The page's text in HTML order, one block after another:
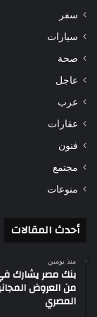
سفر
سيارات
صحة
عاجل
عرب
عقارات
فنون
مجتمع
منوعات
أحدث المقالات
منذ يومين
بنك مصر يشارك
من العروض
المصري